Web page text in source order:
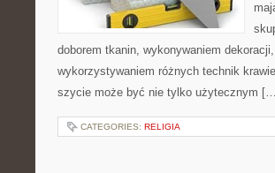
doborem tkanin, wykonywaniem
wykorzystywaniem różnych technik
szycie może być nie tylko użytecznym
CATEGORIES: RELIGIA